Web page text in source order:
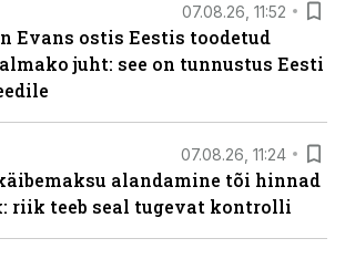
07.08.26, 11:52
Evans ostis Eestis toodetud
juht: see on tunnustus Eesti
07.08.26, 11:24
alandamine tõi hinnad
riik teeb seal tugevat kontrolli